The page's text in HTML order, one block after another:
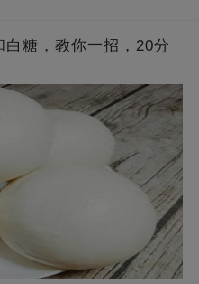
糖，教你一招，20分